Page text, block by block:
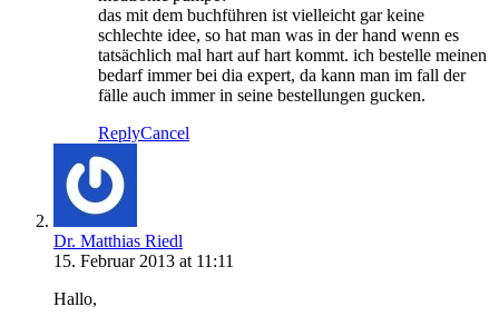
das mit dem buchführen ist vielleicht gar keine
schlechte idee, so hat man was in der hand wenn es
tatsächlich mal hart auf hart kommt. ich bestelle meinen
bedarf immer bei dia expert, da kann man im fall der
fälle auch immer in seine bestellungen gucken.
ReplyCancel
Dr. Matthias Riedl
15. Februar 2013 at 11:11
Hallo,